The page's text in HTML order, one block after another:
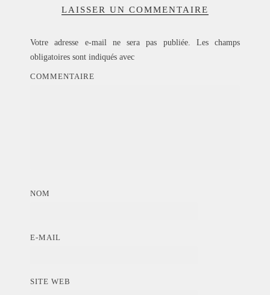
LAISSER UN COMMENTAIRE
Votre adresse e-mail ne sera pas publiée.
Les champs
obligatoires sont indiqués avec
COMMENTAIRE
NOM
E-MAIL
SITE WEB